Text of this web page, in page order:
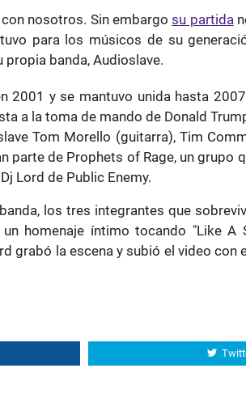
nosotros. Sin embargosu partida
para los músicos de su
banda, Audioslave.
2001 y se mantuvo unida hasta
a la toma de mando de Donald
Tom Morello (guitarra), Tim
parte de Prophets of Rage, un grupo
Lord de Public Enemy.
los tres integrantes que
homenaje íntimo tocando "Like A
grabó la escena y subió el video con